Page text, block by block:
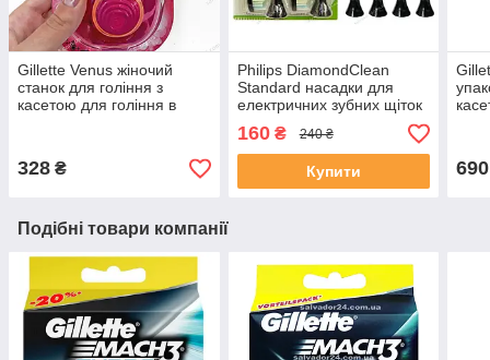
Gillette Venus жіночий
станок для гоління з
касетою для гоління в
328 ₴
Philips DiamondClean
Standard насадки для
електричних зубних щіток
пакованні
160₴ 240 ₴
Купити 690
Подібні товари компанії